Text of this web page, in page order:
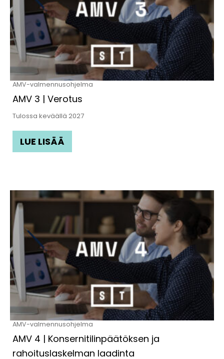
AMV-valmennusohjelma
AMV 3 | Verotus
Tulossa keväällä 2027
LUE LISÄÄ
AMV-valmennusohjelma
AMV 4 | Konsernitilinpäätöksen ja
rahoituslaskelman laadinta
Tällä
tuotteella
on
useampi
muunnelma.
Voit
tehdä
valinnat
tuotteen